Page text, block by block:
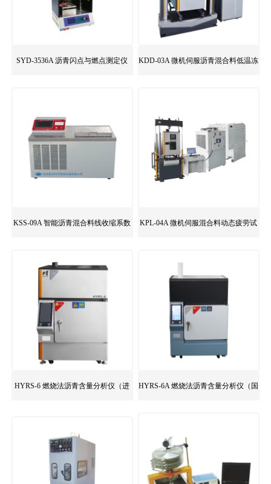
SYD-3536A 沥青闪点与燃点测定仪 KDD-03A 微机伺服沥青混合料低温冻
KSS-09A 智能沥青混合料线收缩系数 KPL-04A 微机伺服混合料动态疲劳试
HYRS-6 燃烧法沥青含量分析仪（进 HYRS-6A 燃烧法沥青含量分析仪（国